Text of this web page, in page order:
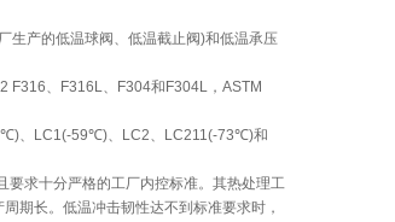
产的低温球阀、低温截止阀)和低温承压
F316、F316L、F304和F304L，ASTM
、LC1(-59℃)、LC2、LC211(-73℃)和
求十分严格的工厂内控标准。其热处理工
期长。低温冲击韧性达不到标准要求时，